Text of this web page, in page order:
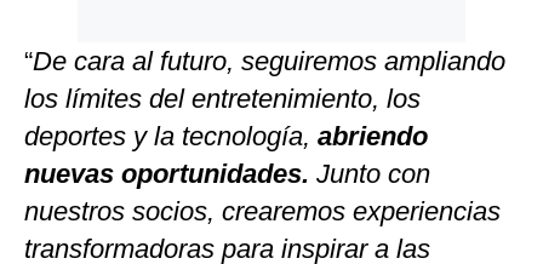
“De cara al futuro, seguiremos ampliando
los límites del entretenimiento, los
deportes y la tecnología, abriendo
nuevas oportunidades. Junto con
nuestros socios, crearemos experiencias
transformadoras para inspirar a las